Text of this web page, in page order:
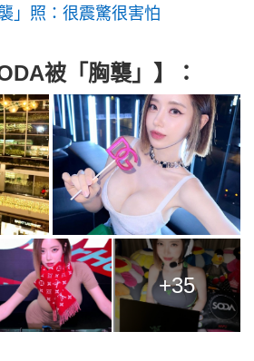
」照：很震驚很害怕
被「胸襲」 】：
+35